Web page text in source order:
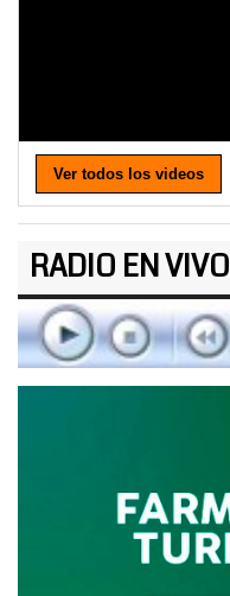
Ver todos los videos
RADIO EN VIVO